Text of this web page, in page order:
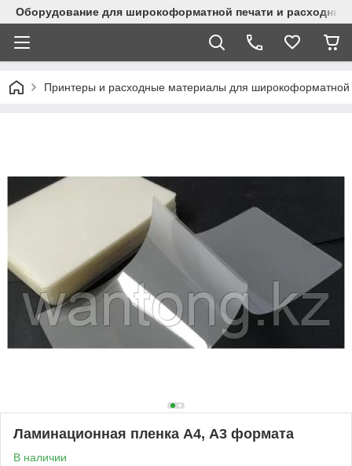
Оборудование для широкоформатной печати и
Принтеры и расходные материалы для широкоформатной
Ламинационная пленка А4, А3 формата
В наличии